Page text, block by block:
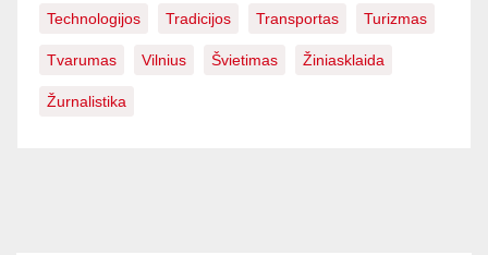
Technologijos Tradicijos Transportas Turizmas
Tvarumas Vilnius Švietimas Žiniasklaida
Žurnalistika